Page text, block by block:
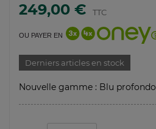
249,00 € TTC
OU PAYER EN
Derniers articles en stock
Nouvelle gamme : Blu profondo